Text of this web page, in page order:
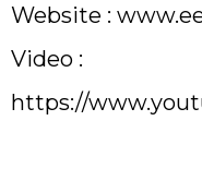
Website :
Video :
https://